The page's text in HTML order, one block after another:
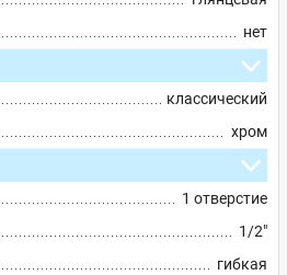
нет
классический
хром
1 отверстие
1/2"
гибкая